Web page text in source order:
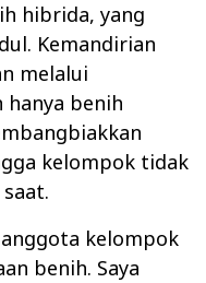
hibrida, yang
Kemandirian
melalui
hanya benih
kelompok tidak
kelompok
benih. Saya